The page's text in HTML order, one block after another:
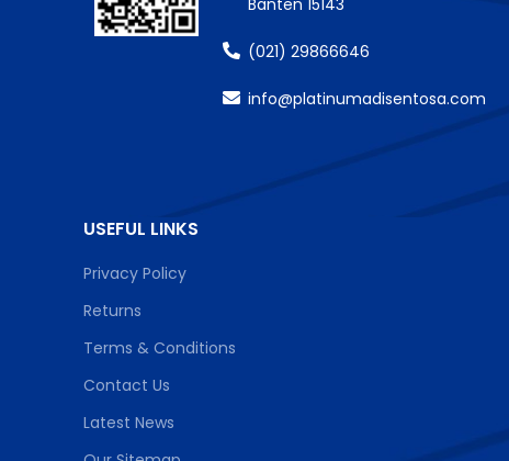
Banten 15143
(021) 29866646
info@platinumadisentosa.com
USEFUL LINKS
Privacy Policy
Returns
Terms & Conditions
Contact Us
Latest News